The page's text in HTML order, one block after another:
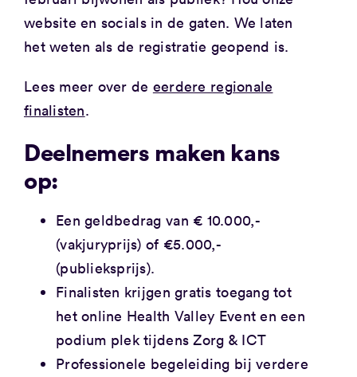
website en socials in de gaten. We laten
het weten als de registratie geopend is.
Lees meer over de eerdere regionale
finalisten.
Deelnemers maken kans
op:
Een geldbedrag van € 10.000,-
(vakjuryprijs) of €5.000,-
(publieksprijs).
Finalisten krijgen gratis toegang tot
het online Health Valley Event en een
podium plek tijdens Zorg & ICT
Professionele begeleiding bij verdere